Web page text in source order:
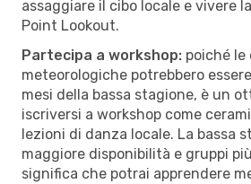
assaggiare il cibo locale e vivere
Point Lookout.
Partecipa a workshop: poiché le
meteorologiche potrebbero
mesi della bassa stagione, è un
iscriversi a workshop come
lezioni di danza locale. La bassa
maggiore disponibilità e gruppi
significa che potrai apprendere